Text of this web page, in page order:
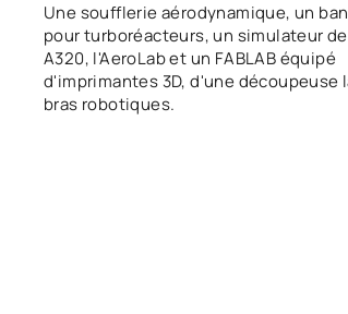
Une soufflerie aérodynamique, un
pour turboréacteurs, un simulateur
A320, l'AeroLab et un FABLAB équipé
d'imprimantes 3D, d'une découpeuse
bras robotiques.